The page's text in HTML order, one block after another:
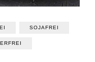
SOJAFREI